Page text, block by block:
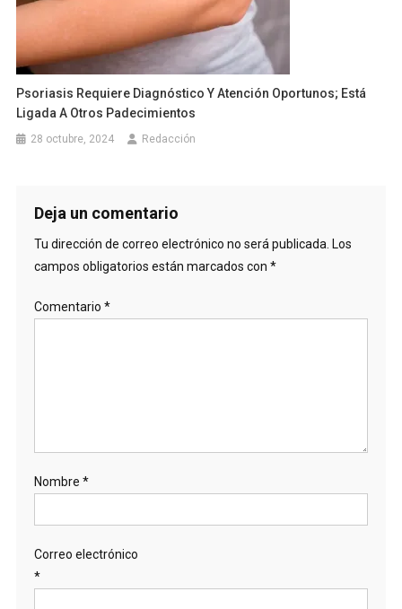
Psoriasis Requiere Diagnóstico Y Atención Oportunos; Está
Ligada A Otros Padecimientos
28 octubre, 2024 Redacción
Deja un comentario
Tu dirección de correo electrónico no será publicada. Los
campos obligatorios están marcados con *
Comentario *
Nombre *
Correo electrónico
*